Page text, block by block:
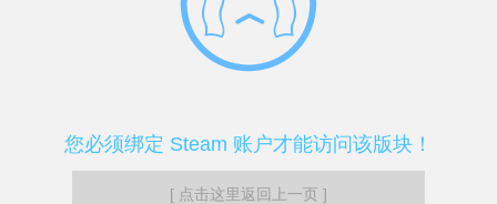
您必须绑定 Steam 账户才能访问该版块！
[ 点击这里返回上一页 ]